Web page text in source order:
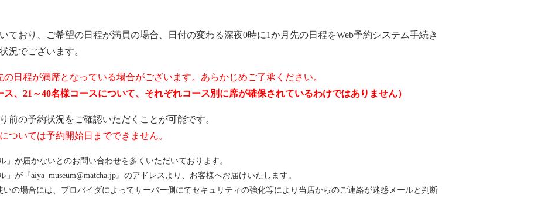
ており、ご希望の日程が満員の場合、日付の変わる深夜0時に1か月先の日程をWeb予約システム手続き
況でございます。
日程が満席となっている場合がございます。あらかじめご了承ください。
ス、21～40名様コースについて、それぞれコース別に席が確保されているわけではありません）
前の予約状況をご確認いただくことが可能です。
いては予約開始日までできません。
」が届かないとのお問い合わせを多くいただいております。
が『aiya_museum@matcha.jp』のアドレスより、お客様へお届けいたします。
いの場合には、プロバイダによってサーバー側にてセキュリティの強化等により当店からのご連絡が迷惑メールと判断